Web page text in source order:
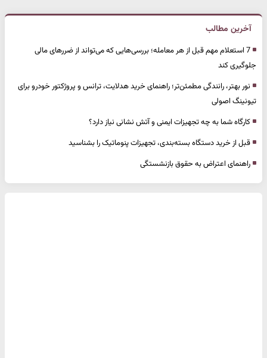
آخرین مطالب
7 استعلام مهم قبل از هر معامله؛ بررسی‌هایی که می‌تواند از ضررهای مالی
جلوگیری کند
نور بهتر، رانندگی مطمئن‌تر؛ راهنمای خرید هدلایت، ترانس و پروژکتور خودرو برای
تیونینگ اصولی
کارگاه شما به چه تجهیزات ایمنی و آتش نشانی نیاز دارد؟
قبل از خرید دستگاه بسته‌بندی، تجهیزات پنوماتیک را بشناسید
راهنمای اعتراض به حقوق بازنشستگی